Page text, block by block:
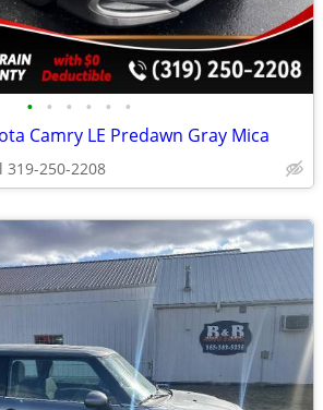
• • • • • •
Camry LE Predawn Gray Mica
319-250-2208